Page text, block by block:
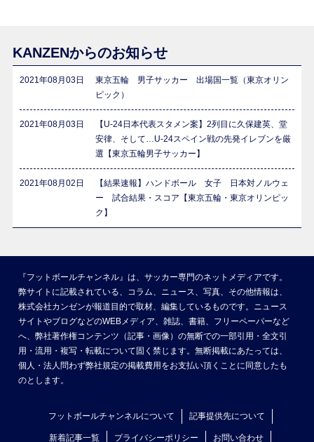
KANZENからのお知らせ
2021年08月03日
東京五輪 男子サッカー 出場国一覧（東京オリン
ピック）
2021年08月03日
【U-24日本代表スタメン案】2列目に久保建英、堂
安律、そして…U-24スペイン戦の先発イレブンを厳
選【東京五輪男子サッカー】
2021年08月02日
【結果速報】ハンドボール 女子 日本対ノルウェ
ー 試合結果・スコア【東京五輪・東京オリンピッ
ク】
『フットボールチャンネル』は、サッカー専門のネットメディアです。
弊サイトに記載されている、コラム、ニュース、写真、その他情報は、
株式会社カンゼンが報道目的で取材、編集しているものです。ニュース
サイトやブログなどのWEBメディア、雑誌、書籍、フリーペーパーなど
へ、弊社著作権コンテンツ（記事・画像）の無断での一部引用・全文引
用・流用・複写・転載について固く禁じます。無断掲載にあたっては、
個人・法人問わず弊社規定の掲載費用をお支払い頂くことに同意したも
のとします。
フットボールチャンネルについて 記事提供先について
新着記事一覧 プライバシーポリシー お問い合わせ